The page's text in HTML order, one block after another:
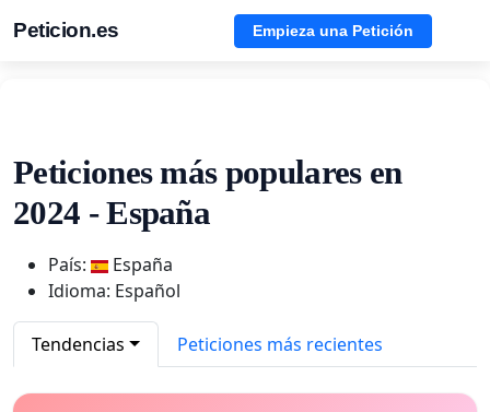
Peticion.es Empieza una Petición
Peticiones más populares en
2024 - España
País:
España
Idioma: Español
Tendencias Peticiones más recientes